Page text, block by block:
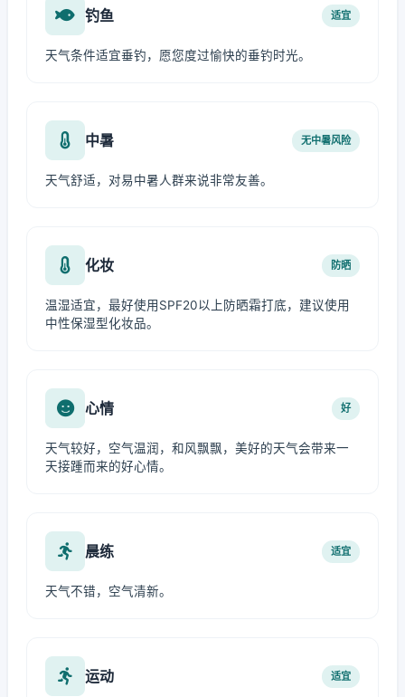
钓鱼 适宜
天气条件适宜垂钓，愿您度过愉快的垂钓时光。
中暑 无中暑风险
天气舒适，对易中暑人群来说非常友善。
化妆 防晒
温湿适宜，最好使用SPF20以上防晒霜打底，建议使用
中性保湿型化妆品。
心情 好
天气较好，空气温润，和风飘飘，美好的天气会带来一
天接踵而来的好心情。
晨练 适宜
天气不错，空气清新。
运动 适宜